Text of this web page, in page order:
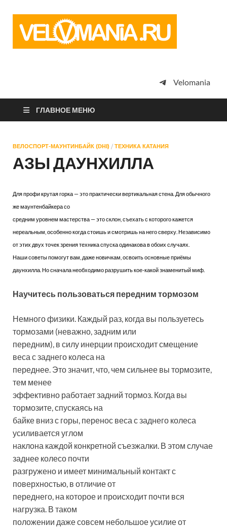
просто
Velomania
ГЛАВНОЕ МЕНЮ
ВЕЛОСПОРТ-МАУНТИНБАЙК (DHI) / ТЕХНИКА КАТАНИЯ
АЗЫ ДАУНХИЛЛА
Для профи крутая горка — это практически вертикальная стена. Для обычного
же маунтенбайкера со
средним уровнем мастерства — это склон, съехать с которого кажется
нереальным, особенно когда стоишь и смотришь на него сверху. Независимо
от этих двух точек зрения техника спуска одинакова в обоих случаях.
Наши советы помогут вам, даже новичкам, освоить основные приёмы
даунхилла. Но сначала необходимо разрушить кое-какой знаменитый миф.
Научитесь пользоваться передним тормозом
Немного физики. Каждый раз, когда вы пользуетесь
тормозами (неважно, задним или
передним), в силу инерции происходит смещение
веса с заднего колеса на
переднее. Это значит, что, чем сильнее вы тормозите,
тем менее
эффективно работает задний тормоз. Когда вы
тормозите, спускаясь на
байке вниз с горы, перенос веса с заднего колеса
усиливается углом
наклона каждой конкретной съезжалки. В этом случае
заднее колесо почти
разгружено и имеет минимальный контакт с
поверхностью, в отличие от
переднего, на которое и происходит почти вся
нагрузка. В таком
положении даже совсем небольшое усилие от